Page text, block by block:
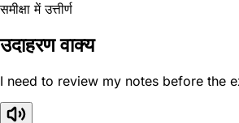
समीक्षा में उत्तीर्ण
उदाहरण वाक्य
I need to review my notes before the